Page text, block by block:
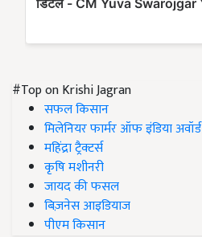
#Top on Krishi Jagran
सफल किसान
मिलेनियर फार्मर ऑफ इंडिया अवॉर्ड
महिंद्रा ट्रैक्टर्स
कृषि मशीनरी
जायद की फसल
बिज़नेस आइडियाज
पीएम किसान